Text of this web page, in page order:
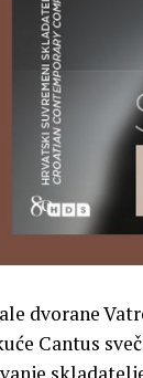
dvorane
Cantus